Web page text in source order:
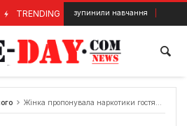
TRENDING
садках зупинили навчання 31 Липня, 2025
Жінка пропонувала наркотики гостям одного із ресторанів Рівного